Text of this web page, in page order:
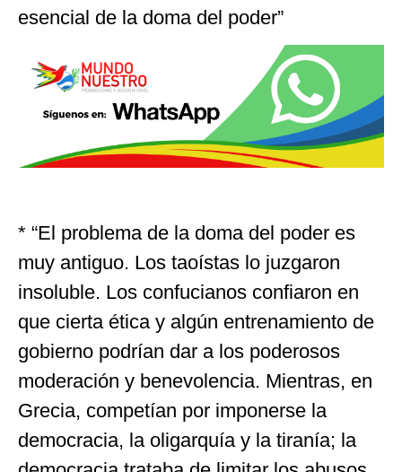
esencial de la doma del poder”
* “El problema de la doma del poder es
muy antiguo. Los taoístas lo juzgaron
insoluble. Los confucianos confiaron en
que cierta ética y algún entrenamiento de
gobierno podrían dar a los poderosos
moderación y benevolencia. Mientras, en
Grecia, competían por imponerse la
democracia, la oligarquía y la tiranía; la